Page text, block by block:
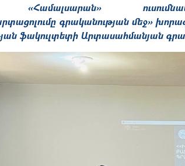
«Համալսարան»
գրականության մեջ»
ֆակուլտետի Արտասահմանյան